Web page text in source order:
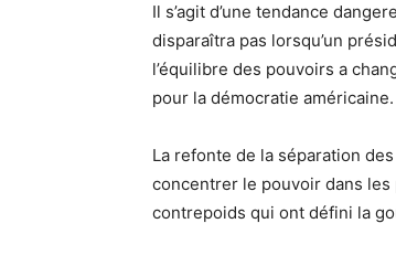
Il s’agit d’une tendance
disparaîtra pas lorsqu’un
l’équilibre des pouvoirs a
pour la démocratie américaine.
La refonte de la séparation
concentrer le pouvoir dans
contrepoids qui ont défini la